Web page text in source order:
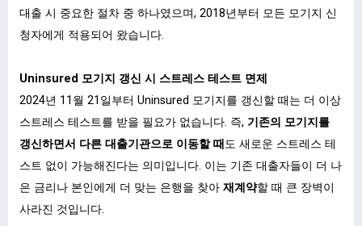
대출 시 중요한 절차 중 하나였으며, 2018년부터 모든 모기지 신
청자에게 적용되어 왔습니다.
Uninsured 모기지 갱신 시 스트레스 테스트 면제
2024년 11월 21일부터 Uninsured 모기지를 갱신할 때는 더 이상
스트레스 테스트를 받을 필요가 없습니다. 즉, 기존의 모기지를
갱신하면서 다른 대출기관으로 이동할 때 도 새로운 스트레스 테
스트 없이 가능해진다는 의미입니다. 이는 기존 대출자들이 더 나
은 금리나 본인에게 더 맞는 은행을 찾아 재계약할 때 큰 장벽이
사라진 것입니다.